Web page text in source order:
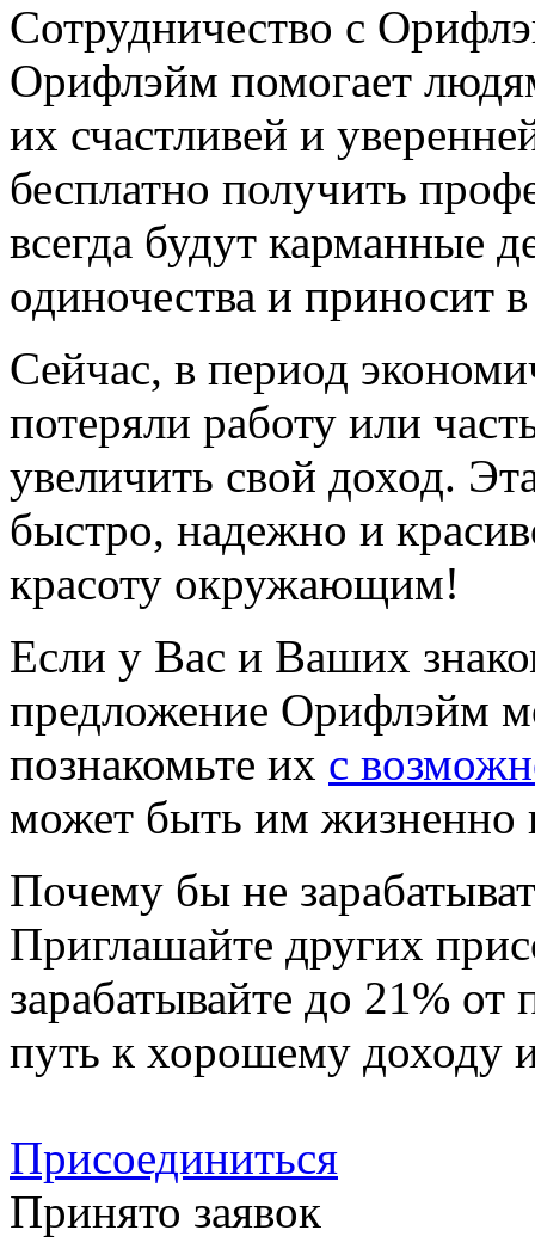
Сотрудничество с
Орифлэйм помогает
их счастливей и
бесплатно получить
всегда будут карманные
одиночества и приносит
Сейчас, в период
потеряли работу или
увеличить свой доход.
быстро, надежно и
красоту окружающим!
Если у Вас и Ваших
предложение Орифлэйм
познакомьте их с
может быть им жизненно
Почему бы не
Приглашайте других
зарабатывайте до 21%
путь к хорошему доходу
Присоединиться
Принято заявок